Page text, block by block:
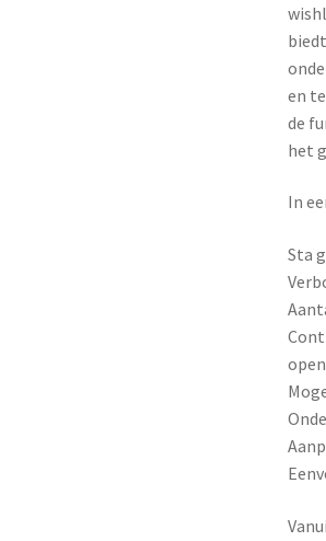
en
de
het
In
Sta